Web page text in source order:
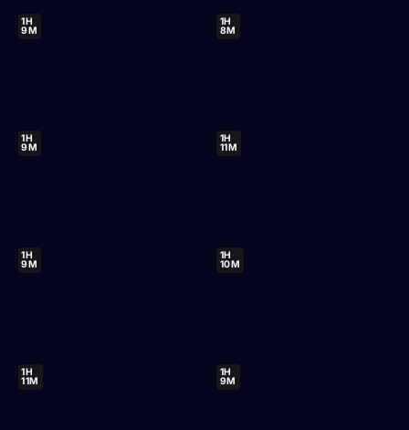
1H
9M
1H
8M
1H
9M
1H
11M
1H
9M
1H
10M
1H
11M
1H
9M